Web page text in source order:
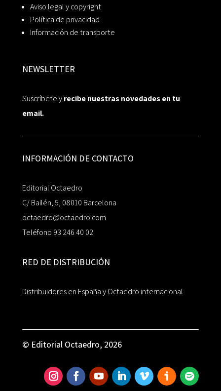
Aviso legal y copyright
Política de privacidad
Información de transporte
NEWSLETTER
Suscríbete yrecibe nuestras novedades en tu
email.
INFORMACIÓN DE CONTACTO
Editorial Octaedro
C/ Bailén, 5, 08010 Barcelona
octaedro@octaedro.com
Teléfono 93 246 40 02
RED DE DISTRIBUCIÓN
Distribuidores en España y Octaedro internacional
© Editorial Octaedro, 2026